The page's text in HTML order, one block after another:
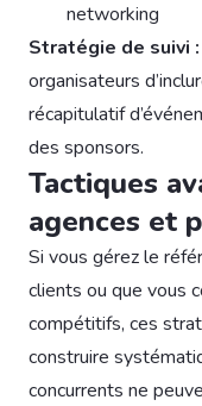
networking
Stratégie de suivi :
organisateurs
récapitulatif
des sponsors.
Tactiques
agences et
Si vous gérez le
clients ou que vous
compétitifs, ces
construire
concurrents ne